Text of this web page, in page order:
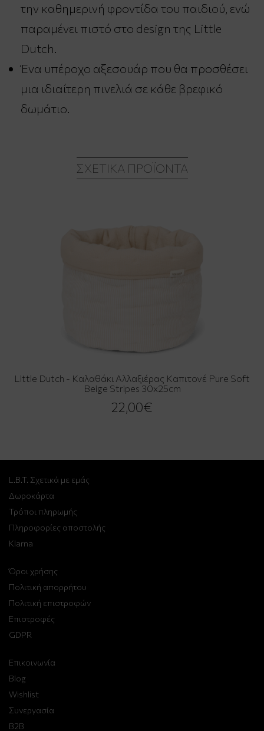
την καθημερινή φροντίδα του παιδιού, ενώ
παραμένει πιστό στο design της Little
Dutch.
Ένα υπέροχο αξεσουάρ που θα προσθέσει
μια ιδιαίτερη πινελιά σε κάθε βρεφικό
δωμάτιο.
ΣΧΕΤΙΚΆ ΠΡΟΪΌΝΤΑ
Little Dutch - Καλαθάκι Αλλαξιέρας Καπιτονέ Pure Soft
Beige Stripes 30x25cm
22,00€
L.B.T. Σχετικά με εμάς
Δωροκάρτα
Τρόποι πληρωμής
Πληροφορίες αποστολής
Klarna
Όροι χρήσης
Πολιτική απορρήτου
Πολιτική επιστροφών
Επιστροφές
GDPR
Επικοινωνία
Blog
Wishlist
Συνεργασία
B2B